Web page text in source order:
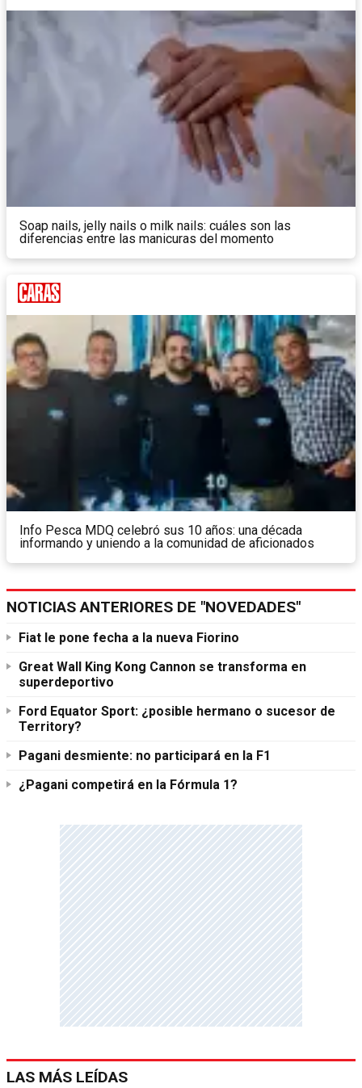
Soap nails, jelly nails o milk nails: cuáles son las
diferencias entre las manicuras del momento
Info Pesca MDQ celebró sus 10 años: una década
informando y uniendo a la comunidad de aficionados
NOTICIAS ANTERIORES DE "NOVEDADES"
Fiat le pone fecha a la nueva Fiorino
Great Wall King Kong Cannon se transforma en
superdeportivo
Ford Equator Sport: ¿posible hermano o sucesor de
Territory?
Pagani desmiente: no participará en la F1
¿Pagani competirá en la Fórmula 1?
LAS MÁS LEÍDAS